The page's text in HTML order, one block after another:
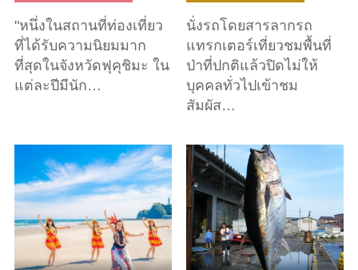
"หนึ่งในสถานที่ท่องเที่ยว
ที่ได้รับความนิยมมาก
ที่สุดในจังหวัดฟุคุชิมะ ใน
แต่ละปีมีนัก…
นั่งรถโดยสารลากรถ
แทรกเตอร์เที่ยวชมพื้นที่
ป่าที่ปกติแล้วปิดไม่ให้
บุคคลทั่วไปเข้าชม
สัมผัส…
ดูข้อมูลพื้นฐาน